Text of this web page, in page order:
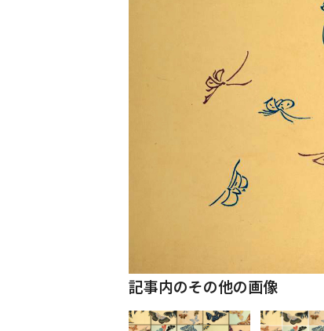
記事内のその他の画像